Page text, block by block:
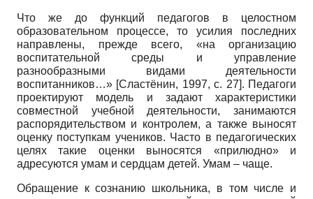
Что же до функций педагогов в целостном
образовательном процессе, то усилия последних
направлены, прежде всего, «на организацию
воспитательной среды и управление
разнообразными видами деятельности
воспитанников…» [Сластёнин, 1997, с. 27]. Педагоги
проектируют модель и задают характеристики
совместной учебной деятельности, занимаются
распорядительством и контролем, а также выносят
оценку поступкам учеников. Часто в педагогических
целях такие оценки выносятся «прилюдно» и
адресуются умам и сердцам детей. Умам – чаще.
Обращение к сознанию школьника, в том числе и